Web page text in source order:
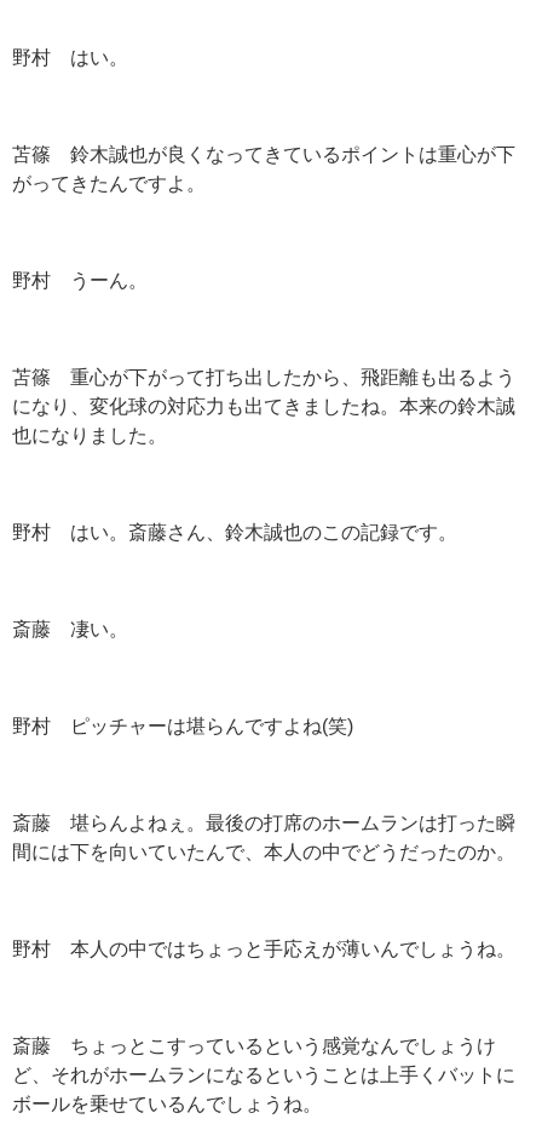
野村 はい。
苫篠 鈴木誠也が良くなってきているポイントは重心が下
がってきたんですよ。
野村 うーん。
苫篠 重心が下がって打ち出したから、飛距離も出るよう
になり、変化球の対応力も出てきましたね。本来の鈴木誠
也になりました。
野村 はい。斎藤さん、鈴木誠也のこの記録です。
斎藤 凄い。
野村 ピッチャーは堪らんですよね(笑)
斎藤 堪らんよねぇ。最後の打席のホームランは打った瞬
間には下を向いていたんで、本人の中でどうだったのか。
野村 本人の中ではちょっと手応えが薄いんでしょうね。
斎藤 ちょっとこすっているという感覚なんでしょうけ
ど、それがホームランになるということは上手くバットに
ボールを乗せているんでしょうね。